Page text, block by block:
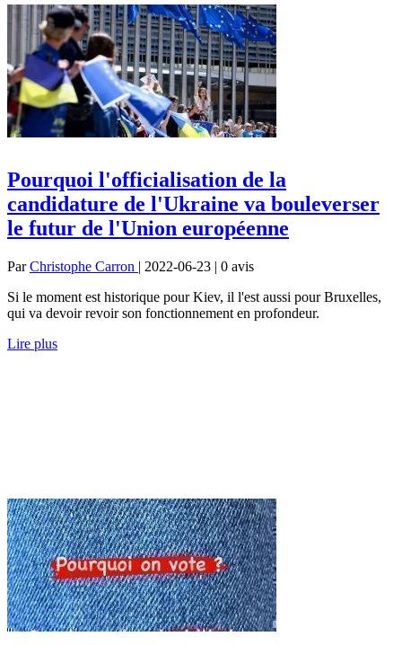
Pourquoi l'officialisation de la
candidature de l'Ukraine va bouleverser
le futur de l'Union européenne
ParChristophe Carron | 2022-06-23 | 0 avis
Si le moment est historique pour Kiev, il l'est aussi pour Bruxelles,
qui va devoir revoir son fonctionnement en profondeur.
Lire plus